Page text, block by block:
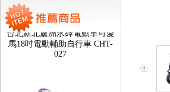
台北新北蘆洲永繹電動車可愛
馬18吋電動輔助自行車 CHT-
027